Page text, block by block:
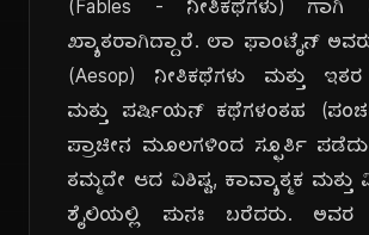
(Fables - ನೀತಿಕಥೆಗಳು) ಗಾಗಿ
ಖ್ಯಾತರಾಗಿದ್ದಾರೆ. ಲಾ ಫಾಂಟೈನ್
(Aesop) ನೀತಿಕಥೆಗಳು ಮತ್ತು
ಮತ್ತು ಪರ್ಷಿಯನ್ ಕಥೆಗಳಂತಹ
ಪ್ರಾಚೀನ ಮೂಲಗಳಿಂದ ಸ್ಫೂರ್ತಿ ಪಡೆದು,
ತಮ್ಮದೇ ಆದ ವಿಶಿಷ್ಟ, ಕಾವ್ಯಾತ್ಮಕ ಮತ್ತು
ಶೈಲಿಯಲ್ಲಿ ಪುನಃ ಬರೆದರು. ಅವರ